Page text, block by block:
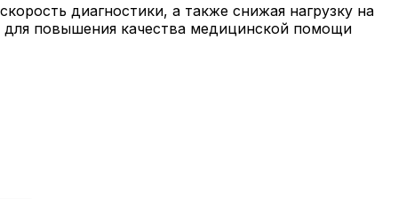
диагностики, а также снижая нагрузку на
для повышения качества медицинской помощи